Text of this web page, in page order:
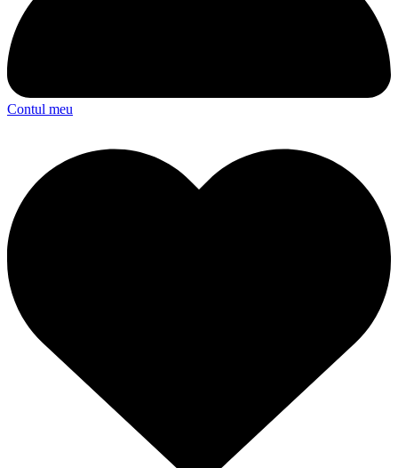
Contul meu